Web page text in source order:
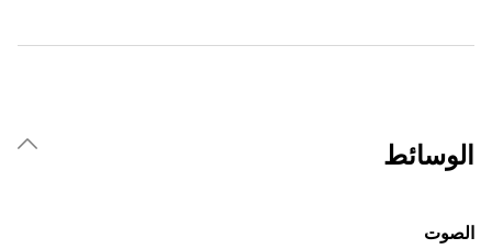
الوسائط
الصوت